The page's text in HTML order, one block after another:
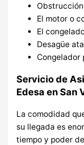
El motor o
El
Desagüe
Congelador
Servicio de
Edesa en San
La comodidad
su llegada es
tiempo y poder